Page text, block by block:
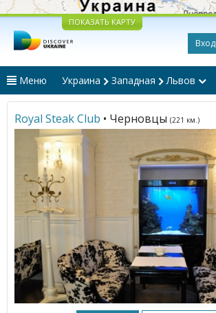
ПОКАЗАТЬ КАРТУ
Вход
Меню Украина Западная Львов
Royal Steak Club • Черновцы (221 км.)